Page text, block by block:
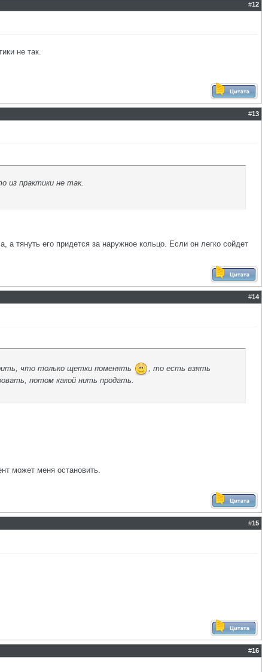
#12
не так.
#13
из практики не так.
тянуть его придется за наружное кольцо. Если он легко сойдет
#14
что только щетки поменять
, то есть взять
потом какой нить продать.
может меня остановить.
#15
#16